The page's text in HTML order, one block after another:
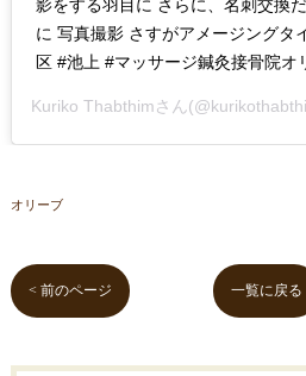
影をする羽目に さらに、名刺交換
に 写真撮影 さすがアメージングタ
区 #池上 #マッサージ鍼灸接骨院オ
Kuriko Thabthimさん
オリーブ
< 前のページ 一覧に戻る